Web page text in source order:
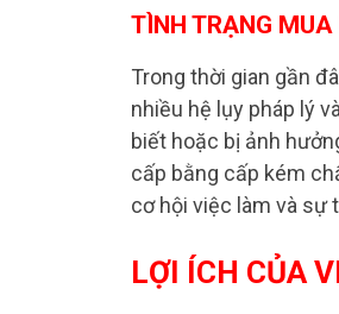
TÌNH TRẠNG
Trong thời gian gần
nhiều hệ lụy pháp lý
biết hoặc bị ảnh
cấp bằng cấp kém
cơ hội việc làm và sự
LỢI ÍCH CỦA